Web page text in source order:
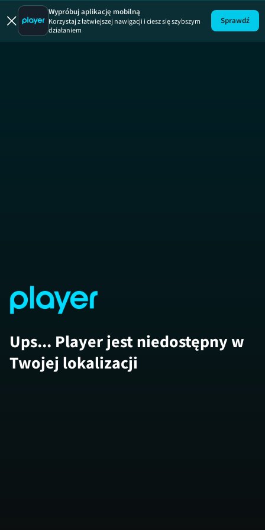
Pani
Wypróbuj aplikację mobilną
Korzystaj z łatwiejszej nawigacji i ciesz się szybszym
działaniem
Sprawdź
Ups... Player jest niedostępny w
Twojej lokalizacji